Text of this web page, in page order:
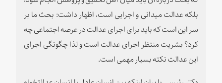
بلکه عدالت میدانی و اجرایی است، اظهار داشت: بحث ما بر
سر این است که باید برای اجرای عدالت در عرصه اجتماعی چه
کرد؟ بشریت منتظر اجرای عدالت است و لذا چگونگی اجرای
این عدالت نکته بسیار مهمی است.